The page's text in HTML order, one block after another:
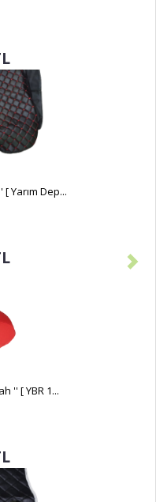
[ Yarım Dep...
'' [ YBR 1...